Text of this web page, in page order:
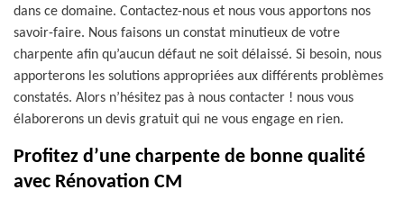
dans ce domaine. Contactez-nous et nous vous apportons nos
savoir-faire. Nous faisons un constat minutieux de votre
charpente afin qu’aucun défaut ne soit délaissé. Si besoin, nous
apporterons les solutions appropriées aux différents problèmes
constatés. Alors n’hésitez pas à nous contacter ! nous vous
élaborerons un devis gratuit qui ne vous engage en rien.
Profitez d’une charpente de bonne qualité
avec Rénovation CM